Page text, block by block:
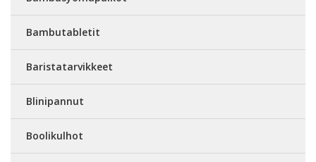
Bambutabletit
Baristatarvikkeet
Blinipannut
Boolikulhot